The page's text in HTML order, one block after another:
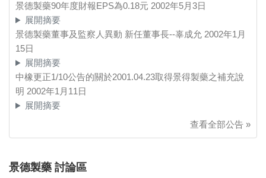
景德製藥90年度財報EPS為0.18元 2002年5月3日
展開摘要
景德製藥董事及監察人異動 新任董事長--辜成允 2002年1月
15日
展開摘要
中橡更正1/10公告的關於2001.04.23取得景得製藥之補充說
明 2002年1月11日
展開摘要
查看全部公告 »
景德製藥 討論區